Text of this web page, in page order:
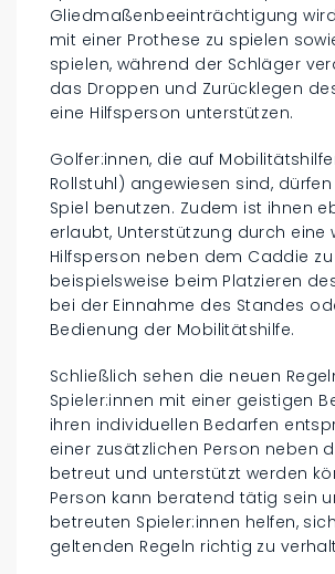
Gliedmaßenbeeinträchtigung
mit einer Prothese zu spielen
spielen, während der Schläger
das Droppen und Zurücklegen
eine Hilfsperson unterstützen.
Golfer:innen, die auf
Rollstuhl) angewiesen sind,
Spiel benutzen. Zudem ist ihnen
erlaubt, Unterstützung durch eine
Hilfsperson neben dem Caddie
beispielsweise beim Platzieren
bei der Einnahme des Standes
Bedienung der Mobilitätshilfe.
Schließlich sehen die neuen
Spieler:innen mit einer geistigen
ihren individuellen Bedarfen
einer zusätzlichen Person neben
betreut und unterstützt werden
Person kann beratend tätig sein
betreuten Spieler:innen helfen,
geltenden Regeln richtig zu